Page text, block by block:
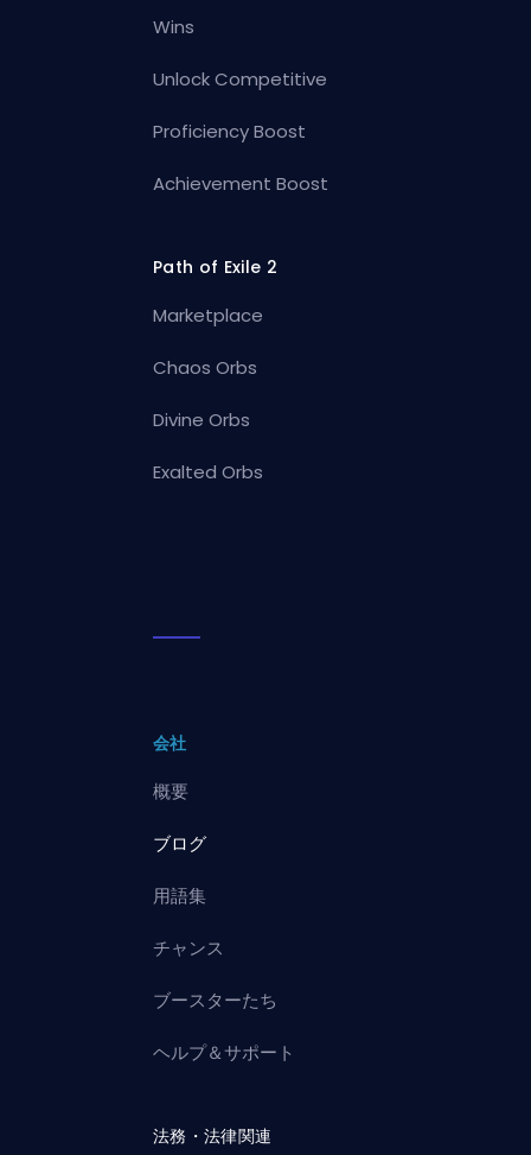
Wins
Unlock Competitive
Proficiency Boost
Achievement Boost
Path of Exile 2
Marketplace
Chaos Orbs
Divine Orbs
Exalted Orbs
会社
概要
ブログ
用語集
チャンス
ブースターたち
ヘルプ＆サポート
法務・法律関連